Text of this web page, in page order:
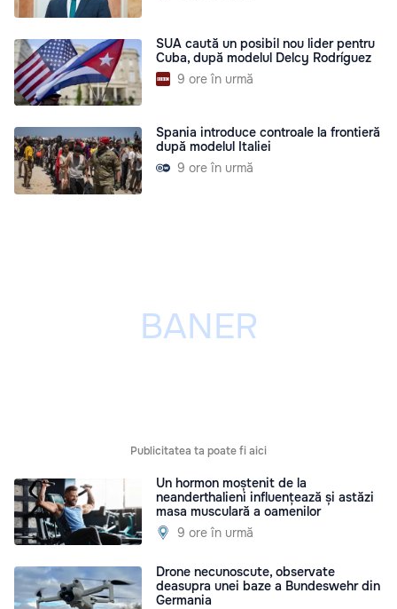
SUA caută un posibil nou lider pentru
Cuba, după modelul Delcy Rodríguez
9 ore în urmă
Spania introduce controale la frontieră
după modelul Italiei
9 ore în urmă
Publicitatea ta poate fi aici
Un hormon moștenit de la
neanderthalieni influențează și astăzi
masa musculară a oamenilor
9 ore în urmă
Drone necunoscute, observate
deasupra unei baze a Bundeswehr din
Germania